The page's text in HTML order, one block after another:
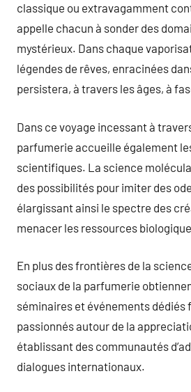
classique ou extravagamment
appelle chacun à sonder des
mystérieux. Dans chaque
légendes de rêves, enracinées
persistera, à travers les âges, à
Dans ce voyage incessant à
parfumerie accueille également
scientifiques. La science
des possibilités pour imiter des
élargissant ainsi le spectre des
menacer les ressources
En plus des frontières de la
sociaux de la parfumerie
séminaires et événements dédiés
passionnés autour de la
établissant des communautés
dialogues internationaux.